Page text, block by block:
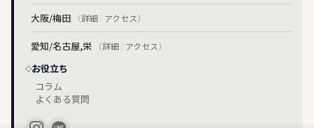
大阪/梅田 （詳細 / アクセス）
愛知/名古屋,栄 （詳細 / アクセス）
お役立ち
コラム
よくある質問